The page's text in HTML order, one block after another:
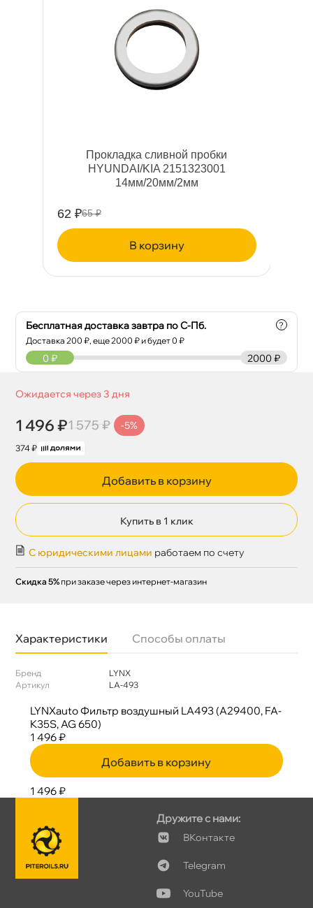
Прокладка сливной пробки
HYUNDAI/KIA 2151323001
14мм/20мм/2мм
62 ₽65 ₽
корзину
Бесплатная доставка завтра по С-Пб.
Доставка200 ₽, еще2000 ₽ и будет 0 ₽
?
2000 ₽
0 ₽
Ожидается через 3 дня
1 496 ₽1 575 ₽ -5%
374 ₽
Добавить в корзину
Купить в 1 клик
С юридическими лицами работаем по счету
Скидка 5% при заказе через интернет-магазин
Характеристики Способы оплаты
Бренд
LYNX
Артикул
LA-493
LYNXauto Фильтр воздушный LA493 (A29400, FA-
K35S, AG 650)
1 496 ₽
Добавить в корзину
1 496 ₽
Дружите с нами:
Контакте
Telegram
YouTube